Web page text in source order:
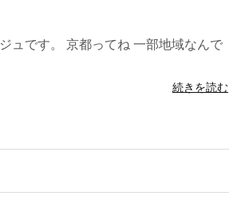
ュです。 京都ってね 一部地域なんで
続きを読む